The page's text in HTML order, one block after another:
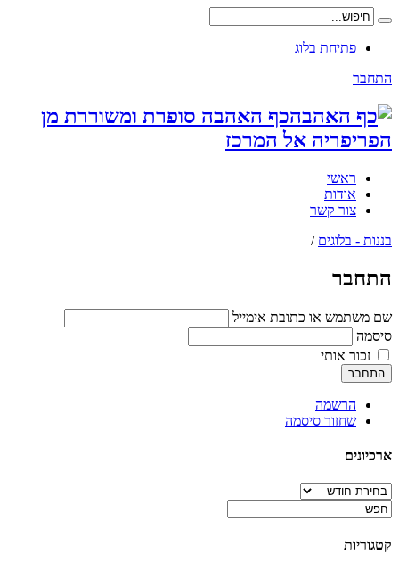
פתיחת בלוג
התחבר
כף האהבה סופרת ומשוררת מן
הפריפריה אל המרכז
ראשי
אודות
צור קשר
בננות - בלוגים /
התחבר
שם משתמש או כתובת אימייל
סיסמה
זכור אותי
התחבר
הרשמה
שחזור סיסמה
ארכיונים
ארכיונים
קטגוריות